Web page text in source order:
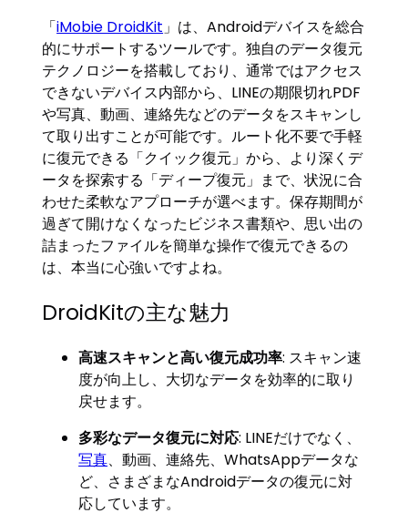
「iMobie DroidKit 」は、Androidデバイスを総合
的にサポートするツールです。独自のデータ復元
テクノロジーを搭載しており、通常ではアクセス
できないデバイス内部から、LINEの期限切れPDF
や写真、動画、連絡先などのデータをスキャンし
て取り出すことが可能です。ルート化不要で手軽
に復元できる「クイック復元」から、より深くデ
ータを探索する「ディープ復元」まで、状況に合
わせた柔軟なアプローチが選べます。保存期間が
過ぎて開けなくなったビジネス書類や、思い出の
詰まったファイルを簡単な操作で復元できるの
は、本当に心強いですよね。
DroidKitの主な魅力
高速スキャンと高い復元成功率: スキャン速
度が向上し、大切なデータを効率的に取り
戻せます。
多彩なデータ復元に対応: LINEだけでなく、
写真、動画、連絡先、WhatsAppデータな
ど、さまざまなAndroidデータの復元に対
応しています。